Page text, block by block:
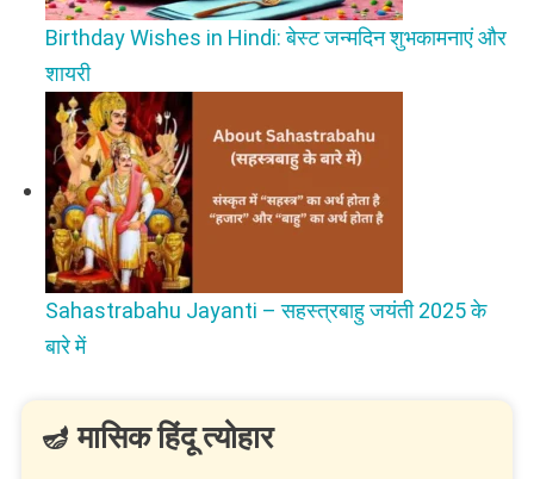
Birthday Wishes in Hindi: बेस्ट जन्मदिन शुभकामनाएं और
शायरी
Sahastrabahu Jayanti – सहस्त्रबाहु जयंती 2025 के
बारे में
🪔 मासिक हिंदू त्योहार